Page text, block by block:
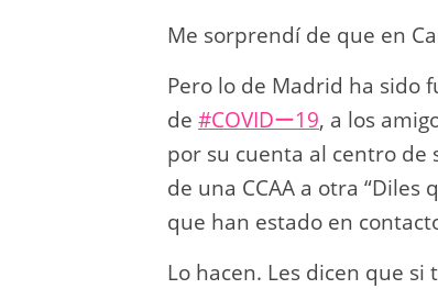
Me sorprendí de que en
Pero lo de Madrid ha sido
de #COVIDー19, a los
por su cuenta al centro de
de una CCAA a otra
que han estado en
Lo hacen. Les dicen que